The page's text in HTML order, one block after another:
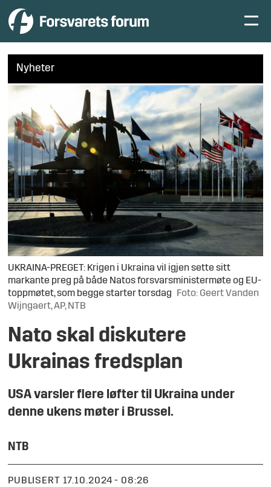
Nyheter
UKRAINA-PREGET: Krigen i Ukraina vil igjen sette sitt
markante preg på både Natos forsvarsministermøte og EU-
toppmøtet, som begge starter torsdag
Foto: Geert Vanden
Wijngaert, AP, NTB
Nato skal diskutere
Ukrainas fredsplan
USA varsler flere løfter til Ukraina under
denne ukens møter i Brussel.
NTB
PUBLISERT 17.10.2024 - 08:26